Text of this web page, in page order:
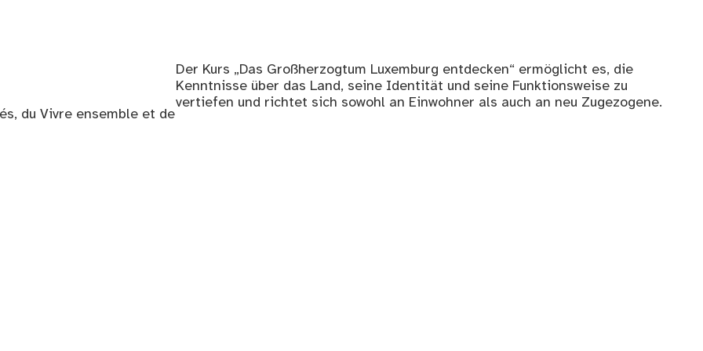
du Vivre ensemble et de
Der Kurs „Das Großherzogtum Luxemburg entdecken“ ermöglicht es, die
Kenntnisse über das Land, seine Identität und seine Funktionsweise zu
vertiefen und richtet sich sowohl an Einwohner als auch an neu Zugezogene.